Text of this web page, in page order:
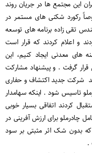
این مجتمع ها در جریان روند
رکورد شکنی های مستمر در
تقی زاده برنامه های توسعه
و اعلام کردند که قرار است
های معدنی ایجاد کنیم، این
گرفت . و پیشنهاد مشارکت
شرکت جدید اکتشاف و حفاری
و ۵۱ درصدی چادرملو تاسیس شود . اینکه سهامدار
کردند اتفاقی بسیار خوبی
چادرملو برای ارزش آفرینی در
بدون شک اثر مثبتی بر سود
.